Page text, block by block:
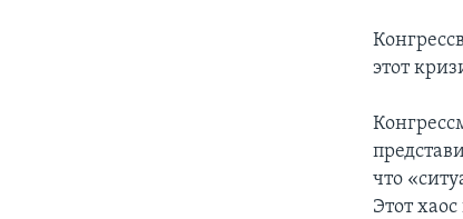
этот
что
Этот